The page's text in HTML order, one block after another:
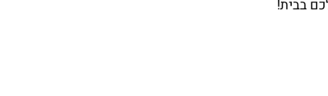
בבית!